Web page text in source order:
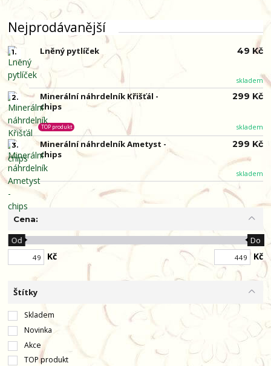
Nejprodávanější
1. Lněný pytlíček
skladem
49 Kč
2.
Minerální náhrdelník Křišťál -
chips
skladem
TOP produkt
299 Kč
3.
Minerální náhrdelník Ametyst -
chips
skladem
299 Kč
Cena:
Kč
Od Do
Kč
Štítky
Skladem
Novinka
Akce
TOP produkt